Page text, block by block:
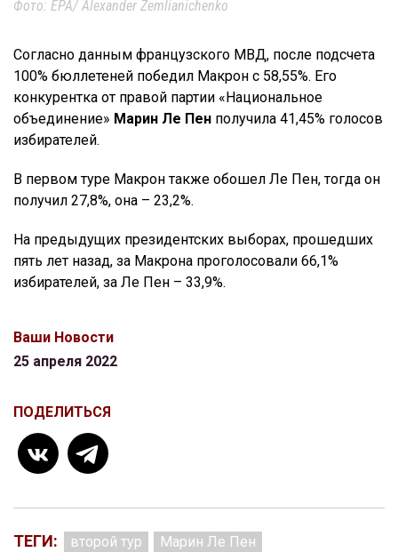
Фото: EPA/ Alexander Zemlianichenko
Согласно данным французского МВД, после подсчета
100% бюллетеней победил Макрон с 58,55%. Его
конкурентка от правой партии «Национальное
объединение» Марин Ле Пен получила 41,45% голосов
избирателей.
В первом туре Макрон также обошел Ле Пен, тогда он
получил 27,8%, она – 23,2%.
На предыдущих президентских выборах, прошедших
пять лет назад, за Макрона проголосовали 66,1%
избирателей, за Ле Пен – 33,9%.
Ваши Новости
25 апреля 2022
ПОДЕЛИТЬСЯ
ТЕГИ: второй тур
Марин Ле Пен